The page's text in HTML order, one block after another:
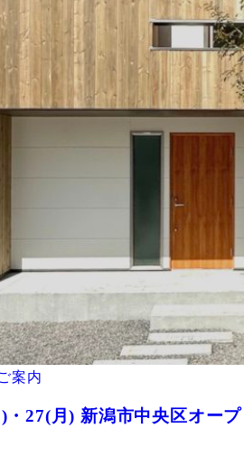
案内
・27(月) 新潟市中央区オープ